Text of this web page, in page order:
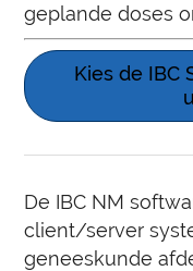
geplande doses
Kies de IBC
De IBC NM
client/server
geneeskunde